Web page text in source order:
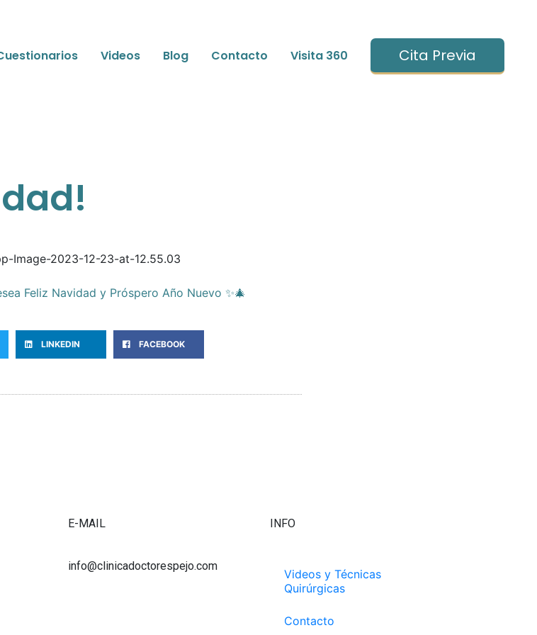
Videos Blog Contacto Visita 360 Cita Previa
Feliz Navidad y Próspero Año Nuevo ✨🎄
LINKEDIN FACEBOOK
E-MAIL
info@clinicadoctorespejo.com
INFO
Videos y Técnicas
Quirúrgicas
Contacto